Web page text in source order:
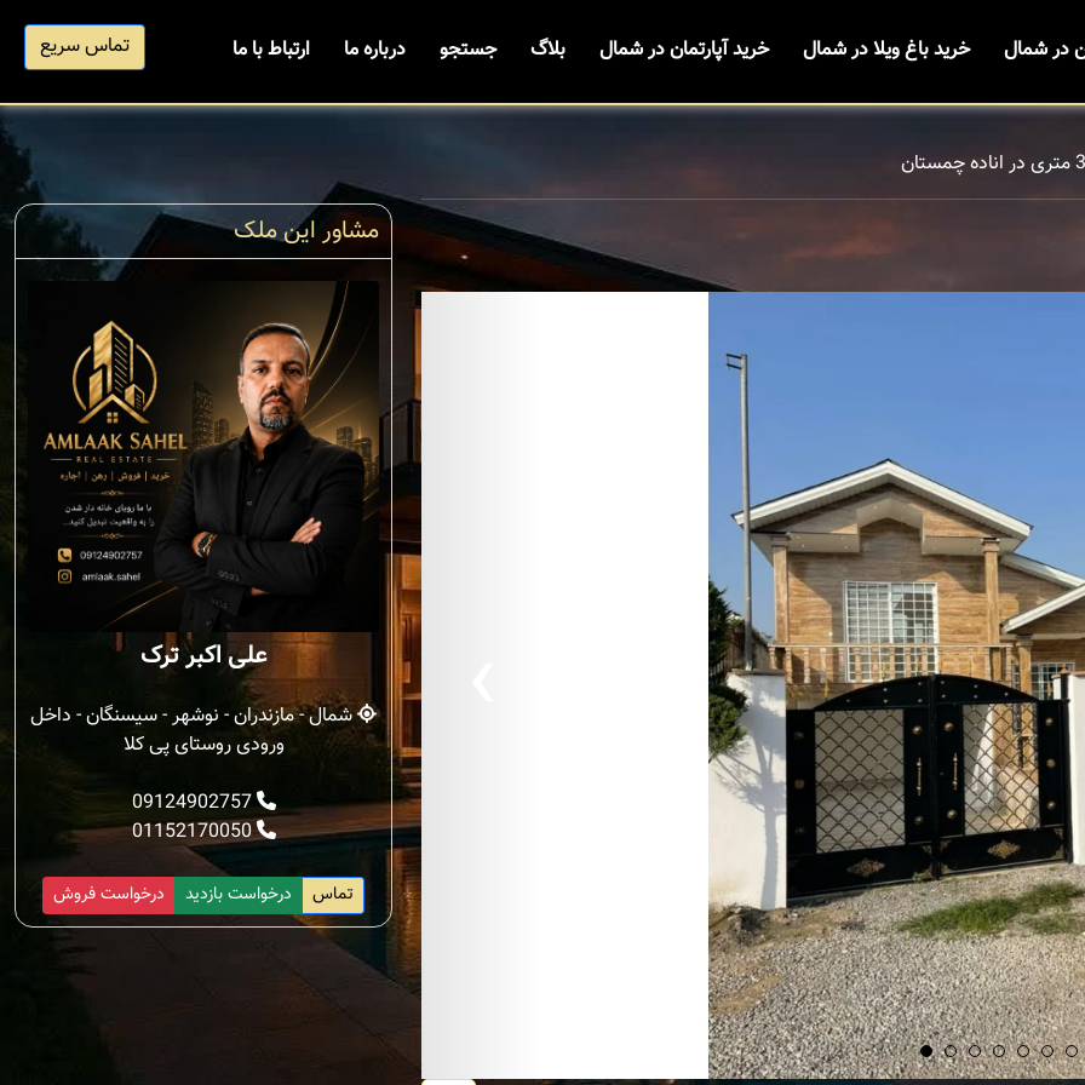
در شمال خرید باغ ویلا در شمال خرید آپارتمان در شمال بلاگ جستجو درباره ما ارتباط با ما تماس سریع
مشاور این ملک
علی اکبر ترک
شمال - مازندران - نوشهر - سیسنگان - داخل
ورودی روستای پی کلا
09124902757
01152170050
درخواست فروش درخواست بازدید تماس